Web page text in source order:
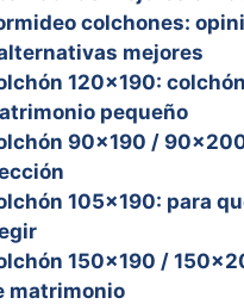
colchones:
mejores
120×190:
pequeño
90×190 /
105×190: para
150×190 /
matrimonio